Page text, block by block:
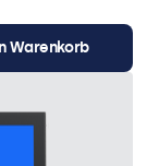
Warenkorb